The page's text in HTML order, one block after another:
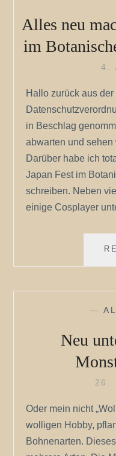
Alles neu
im
4.
Hallo zurück aus
in Beschlag
abwarten und
Darüber habe ich
Japan Fest im
schreiben. Neben
einige Cosplayer
—
Neu
26.
Oder mein nicht
wolligen Hobby,
Bohnenarten.